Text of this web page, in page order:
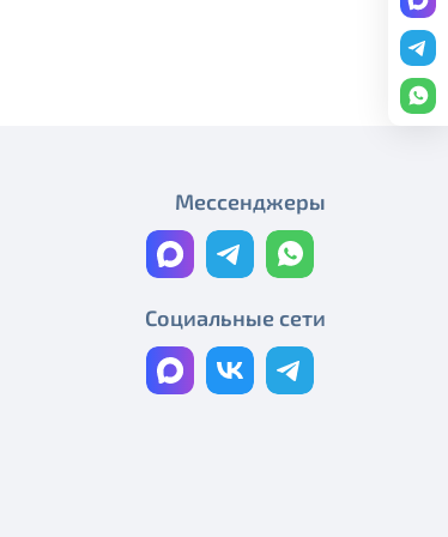
в составе ТВ-
онлайн-
PREMIER
в телеканалах
Мессенджеры
Социальные сети